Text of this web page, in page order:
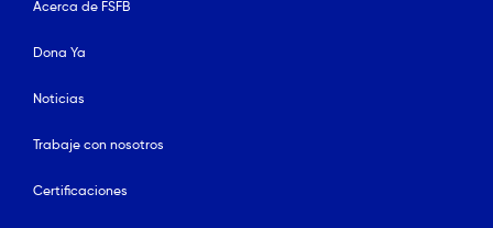
Acerca de FSFB
Dona Ya
Noticias
Trabaje con nosotros
Certificaciones